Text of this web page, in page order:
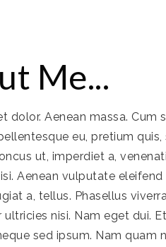
Me...
Aenean massa. Cum
eu, pretium
ut, imperdiet a,
Aenean vulputate
a, tellus. Phasellus
nisi. Nam eget dui.
sed ipsum. Nam quam